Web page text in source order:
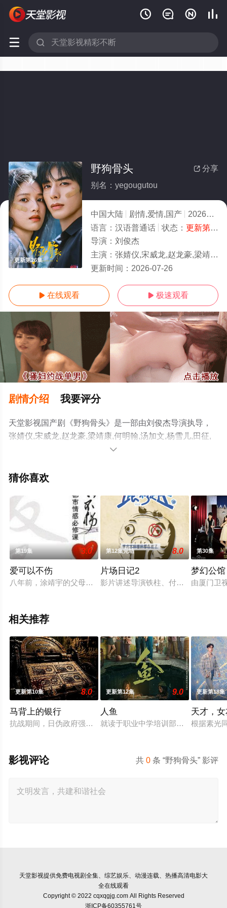
   
 
更新第26集
 分享
野狗骨头
别名：yegougutou
中国大陆 剧情,爱情,国产 2026
9.0
语言： 汉语普通话 状态： 更新第26集
导演： 刘俊杰
主演： 张婧仪,宋威龙,赵龙豪,梁靖康,何明翰,汤加文,杨雪儿,
更新时间： 2026-07-26
 在线观看  极速观看
剧情介绍 我要评分
天堂影视国产剧《野狗骨头》是一部由刘俊杰导演执导，
张婧仪,宋威龙,赵龙豪,梁靖康,何明翰,汤加文,杨雪儿,田征,
吴其江,练练,何瑞贤,吴弘,周铁,陈子萱,凌美仕,严智超,周俞
陆电视剧，手机免费观看高清无删减完整版电视剧全集就
猫或剧情网等平台了解。

猜你喜欢
第19集 3.0
爱可以不伤
八年前，涂靖宇的父母因车祸身亡，妹妹箬婷患病住院，父好
第12集完结 8.0
片场日记2
影片讲述导演铁柱、付一毛与审核员
第30集
梦幻公馆
由厦门卫
相关推荐
更新第10集 8.0
马背上的银行
抗战期间，日伪政府强行推广、使用由“中国准备银行”发行的
更新第12集 9.0
人鱼
就读于职业中学培训部的花季女生苏
更新第18集
天才，
根据素光
共0 条 “野狗骨头” 影评
影视评论
天堂影视提供免费电视剧全集、综艺娱乐、动漫连载、热播高清电影大
全在线观看
Copyright © 2022 cqxqgjg.com All Rights Reserved
浙ICP备60355761号